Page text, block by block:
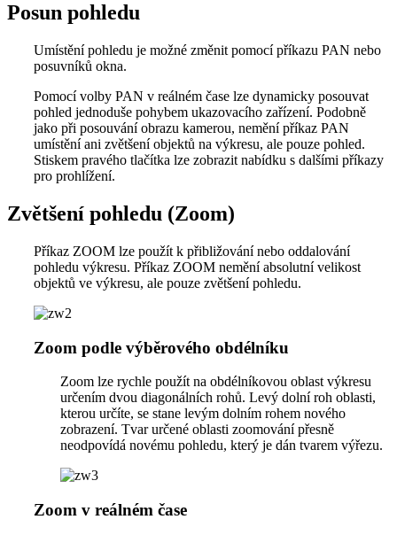
Posun pohledu
Umístění pohledu je možné změnit pomocí příkazu PAN nebo
posuvníků okna.
Pomocí volby PAN v reálném čase lze dynamicky posouvat
pohled jednoduše pohybem ukazovacího zařízení. Podobně
jako při posouvání obrazu kamerou, nemění příkaz PAN
umístění ani zvětšení objektů na výkresu, ale pouze pohled.
Stiskem pravého tlačítka lze zobrazit nabídku s dalšími příkazy
pro prohlížení.
Zvětšení pohledu (Zoom)
Příkaz ZOOM lze použít k přibližování nebo oddalování
pohledu výkresu. Příkaz ZOOM nemění absolutní velikost
objektů ve výkresu, ale pouze zvětšení pohledu.
Zoom podle výběrového obdélníku
Zoom lze rychle použít na obdélníkovou oblast výkresu
určením dvou diagonálních rohů. Levý dolní roh oblasti,
kterou určíte, se stane levým dolním rohem nového
zobrazení. Tvar určené oblasti zoomování přesně
neodpovídá novému pohledu, který je dán tvarem výřezu.
Zoom v reálném čase